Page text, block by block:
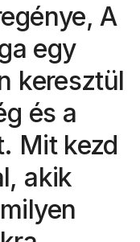
A
egy
keresztül
és a
Mit kezd
akik